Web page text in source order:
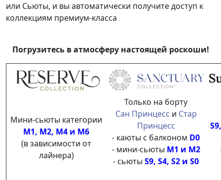
или Сьюты, и вы автоматически получите доступ к
коллекциям премиум-класса
Погрузитесь в атмосферу настоящей роскоши!
Мини-сьюты категории
M1, M2, M4 и M6
(в зависимости от
лайнера)
Только на борту
Сан Принцесс и Стар
Принцесс
- каюты с балконом D0
- мини-сьюты M1 и M2
- сьюты S9, S4, S2 и S0